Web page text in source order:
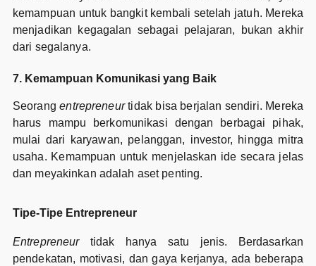
kemampuan untuk bangkit kembali setelah jatuh. Mereka
menjadikan kegagalan sebagai pelajaran, bukan akhir
dari segalanya.
7. Kemampuan Komunikasi yang Baik
Seorangentrepreneurtidak bisa berjalan sendiri. Mereka
harus mampu berkomunikasi dengan berbagai pihak,
mulai dari karyawan, pelanggan, investor, hingga mitra
usaha. Kemampuan untuk menjelaskan ide secara jelas
dan meyakinkan adalah aset penting.
Tipe-Tipe Entrepreneur
Entrepreneur tidak hanya satu jenis. Berdasarkan
pendekatan, motivasi, dan gaya kerjanya, ada beberapa